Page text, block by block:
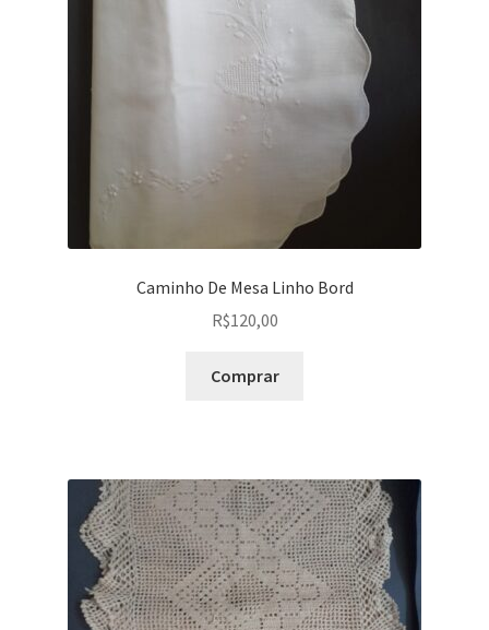
Caminho De Mesa Linho Bord
R$120,00
Comprar